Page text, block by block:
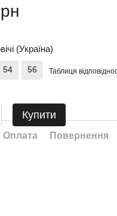
(Україна)
54 56 Таблиця
Купити
Оплата Повернення